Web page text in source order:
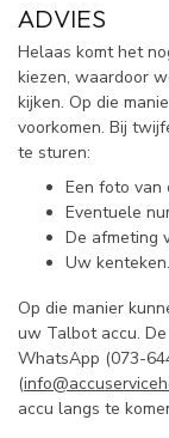
ADVIES
Helaas komt het
kiezen, waardoor
kijken. Op die
voorkomen. Bij
te sturen:
Een foto van
Eventuele
De afmeting
Uw kenteken.
Op die manier
uw Talbot accu.
WhatsApp (073-
(
accu langs te